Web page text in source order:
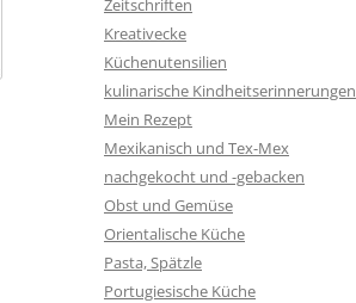
Zeitschriften
Kreativecke
Küchenutensilien
kulinarische Kindheitserinnerungen
Mein Rezept
Mexikanisch und Tex-Mex
nachgekocht und -gebacken
Obst und Gemüse
Orientalische Küche
Pasta, Spätzle
Portugiesische Küche